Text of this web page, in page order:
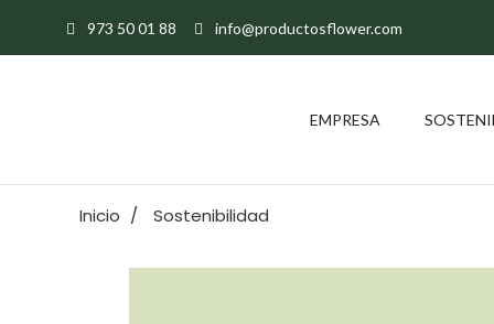
973 50 01 88 info@productosflower.com
EMPRESA
Inicio Sostenibilidad